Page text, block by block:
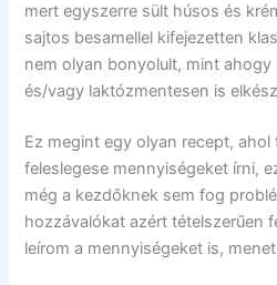
mert egyszerre sült húsos és
sajtos besamellel kifejezetten
nem olyan bonyolult, mint
és/vagy laktózmentesen is
Ez megint egy olyan recept, ahol
feleslegese mennyiségeket írni,
még a kezdőknek sem fog
hozzávalókat azért tételszerűen
leírom a mennyiségeket is,